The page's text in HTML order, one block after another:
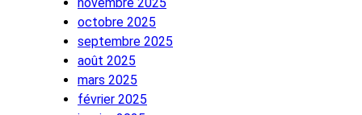
octobre 2025
septembre 2025
août 2025
mars 2025
février 2025